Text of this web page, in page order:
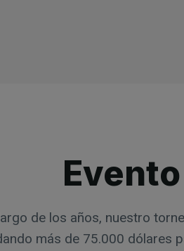
de los años, nuestro
más de 75.000 dólares